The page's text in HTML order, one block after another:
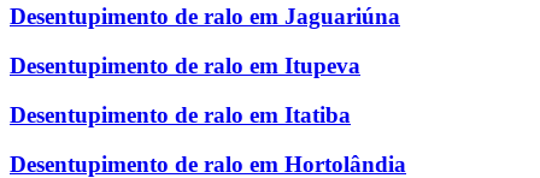
Desentupimento de ralo em Jaguariúna
Desentupimento de ralo em Itupeva
Desentupimento de ralo em Itatiba
Desentupimento de ralo em Hortolândia